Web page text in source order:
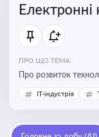
Електронні
ПРО ЩО ТЕМА:
Про розвиток
законодавстві,
інновації в сфері
IT-індустрія